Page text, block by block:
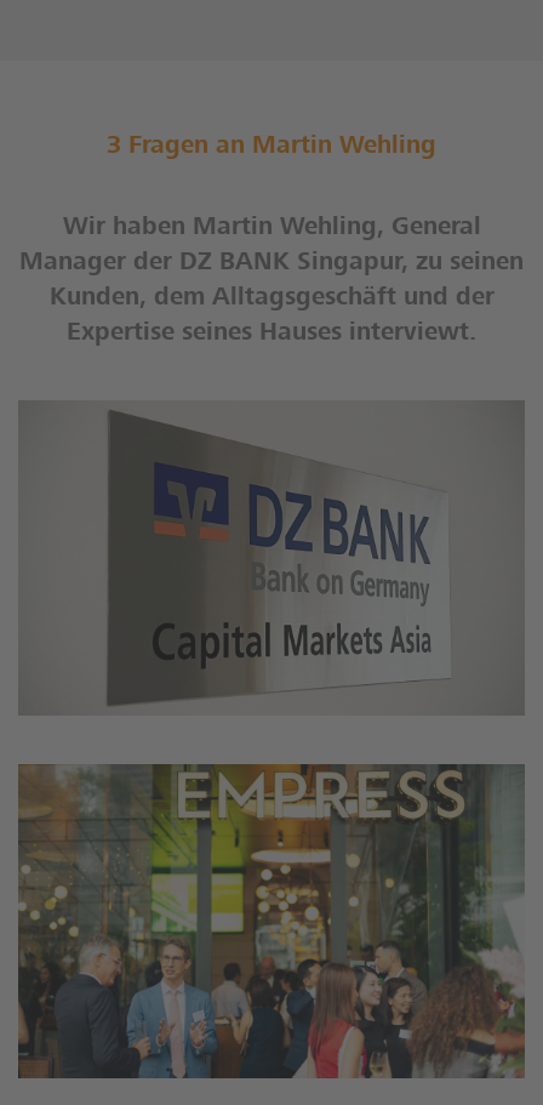
3 Fragen an Martin Wehling
Wir haben Martin Wehling, General
Manager der DZ BANK Singapur, zu seinen
Kunden, dem Alltagsgeschäft und der
Expertise seines Hauses interviewt.